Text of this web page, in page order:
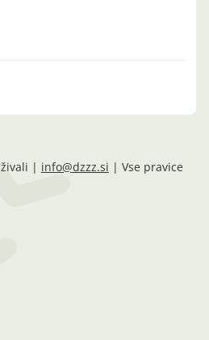
| info@dzzz.si | Vse pravice